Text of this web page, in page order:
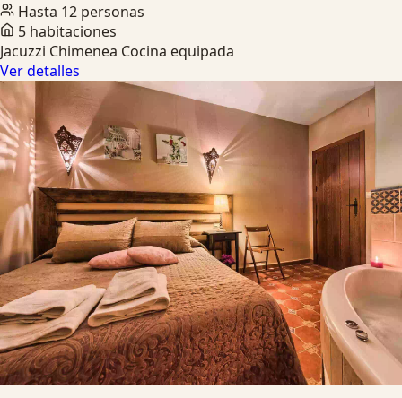
Hasta 12 personas
5 habitaciones
Jacuzzi Chimenea Cocina equipada
Ver detalles